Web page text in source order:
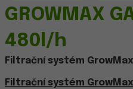
GROWMAX
480l/h
Filtrační systém GrowMax
Filtrační systém GrowMax